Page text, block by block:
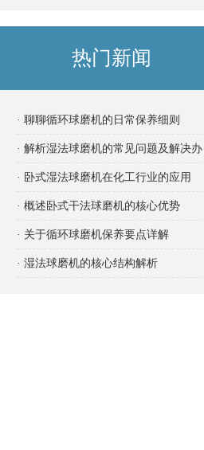
热门新闻
· 聊聊循环球磨机的日常保养细则
· 解析湿法球磨机的常见问题及解决办
法
· 卧式湿法球磨机在化工行业的应用
· 概述卧式干法球磨机的核心优势
· 关于循环球磨机保养要点详解
· 湿法球磨机的核心结构解析